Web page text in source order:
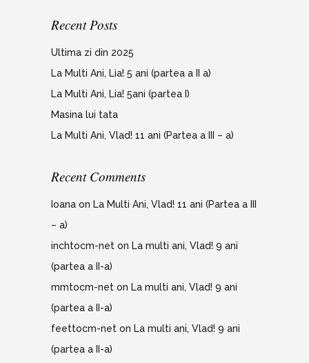
Recent Posts
Ultima zi din 2025
La Multi Ani, Lia! 5 ani (partea a II a)
La Multi Ani, Lia! 5ani (partea I)
Masina lui tata
La Multi Ani, Vlad! 11 ani (Partea a III – a)
Recent Comments
Ioana on La Multi Ani, Vlad! 11 ani (Partea a III
– a)
inchtocm-net on La multi ani, Vlad! 9 ani
(partea a II-a)
mmtocm-net on La multi ani, Vlad! 9 ani
(partea a II-a)
feettocm-net on La multi ani, Vlad! 9 ani
(partea a II-a)